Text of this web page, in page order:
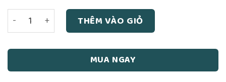
Tử Vi Đẩu Số Vận Mệnh Phân Tích - Tử Tằng Sinh số lượng
THÊM VÀO GIỎ
MUA NGAY